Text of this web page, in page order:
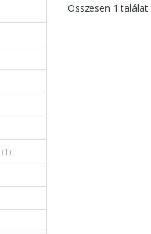
Összesen 1 találat
(1)